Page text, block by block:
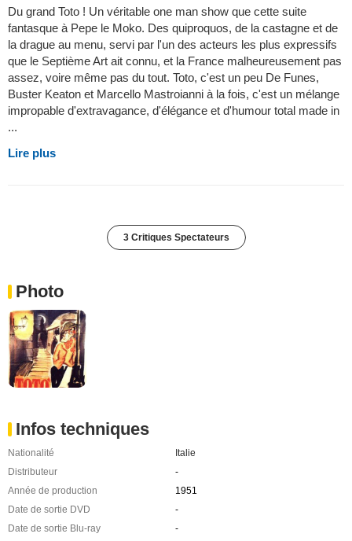
Du grand Toto ! Un véritable one man show que cette suite
fantasque à Pepe le Moko. Des quiproquos, de la castagne et de
la drague au menu, servi par l'un des acteurs les plus expressifs
que le Septième Art ait connu, et la France malheureusement pas
assez, voire même pas du tout. Toto, c'est un peu De Funes,
Buster Keaton et Marcello Mastroianni à la fois, c'est un mélange
impropable d'extravagance, d'élégance et d'humour total made in
...
Lire plus
3 Critiques Spectateurs
Photo
Infos techniques
Nationalité
Italie
Distributeur
-
Année de production
1951
Date de sortie DVD
-
Date de sortie Blu-ray
-